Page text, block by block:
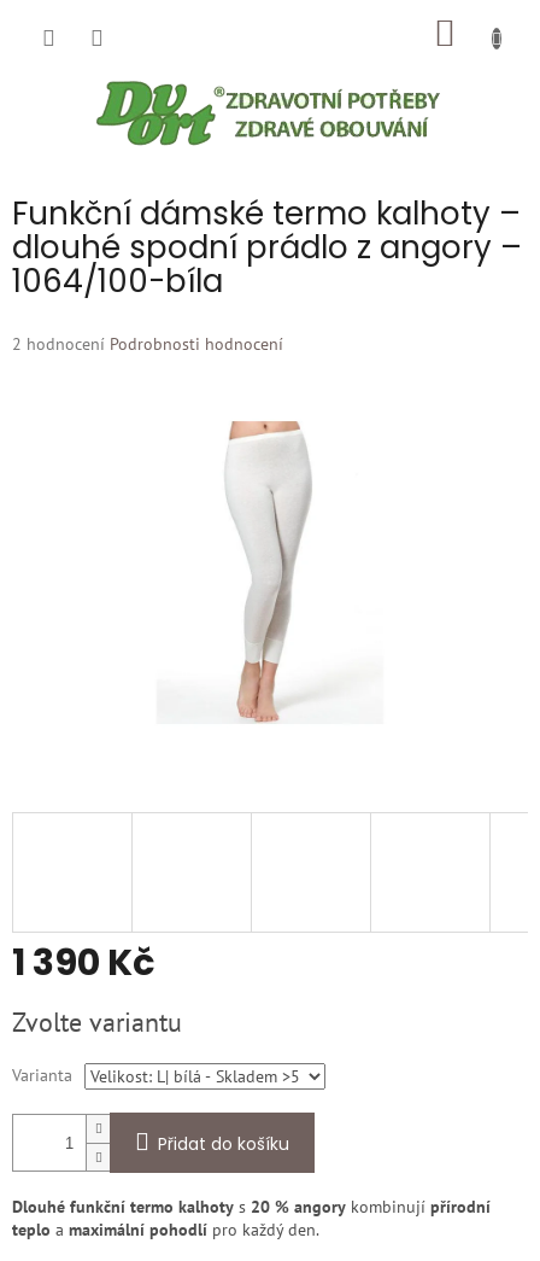
Funkční dámské termo kalhoty –
dlouhé spodní prádlo z angory –
1064/100-bíla
Průměrné
2 hodnocení Podrobnosti hodnocení
1 390 Kč
cena:
Zvolte variantu
Varianta
Přidat do košíku
Dlouhé funkční termo kalhoty s 20 % angory kombinují přírodní
teplo a maximální pohodlí pro každý den.